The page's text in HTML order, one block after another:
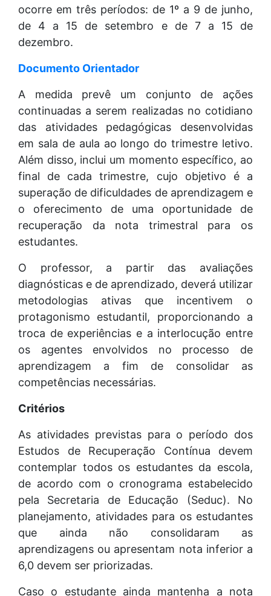
ocorre em três períodos: de 1º a 9 de junho,
de 4 a 15 de setembro e de 7 a 15 de
dezembro.
Documento Orientador
A medida prevê um conjunto de ações
continuadas a serem realizadas no cotidiano
das atividades pedagógicas desenvolvidas
em sala de aula ao longo do trimestre letivo.
Além disso, inclui um momento específico, ao
final de cada trimestre, cujo objetivo é a
superação de dificuldades de aprendizagem e
o oferecimento de uma oportunidade de
recuperação da nota trimestral para os
estudantes.
O professor, a partir das avaliações
diagnósticas e de aprendizado, deverá utilizar
metodologias ativas que incentivem o
protagonismo estudantil, proporcionando a
troca de experiências e a interlocução entre
os agentes envolvidos no processo de
aprendizagem a fim de consolidar as
competências necessárias.
Critérios
As atividades previstas para o período dos
Estudos de Recuperação Contínua devem
contemplar todos os estudantes da escola,
de acordo com o cronograma estabelecido
pela Secretaria de Educação (Seduc). No
planejamento, atividades para os estudantes
que ainda não consolidaram as
aprendizagens ou apresentam nota inferior a
6,0 devem ser priorizadas.
Caso o estudante ainda mantenha a nota